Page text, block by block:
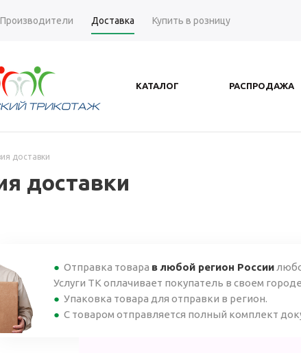
Производители Доставка Купить в розницу
КАТАЛОГ РАСПРОДАЖА
доставки
доставки
Отправка товара в любой регион России
Услуги ТК оплачивает покупатель в своем
Упаковка товара для отправки в регион.
С товаром отправляется полный комплект